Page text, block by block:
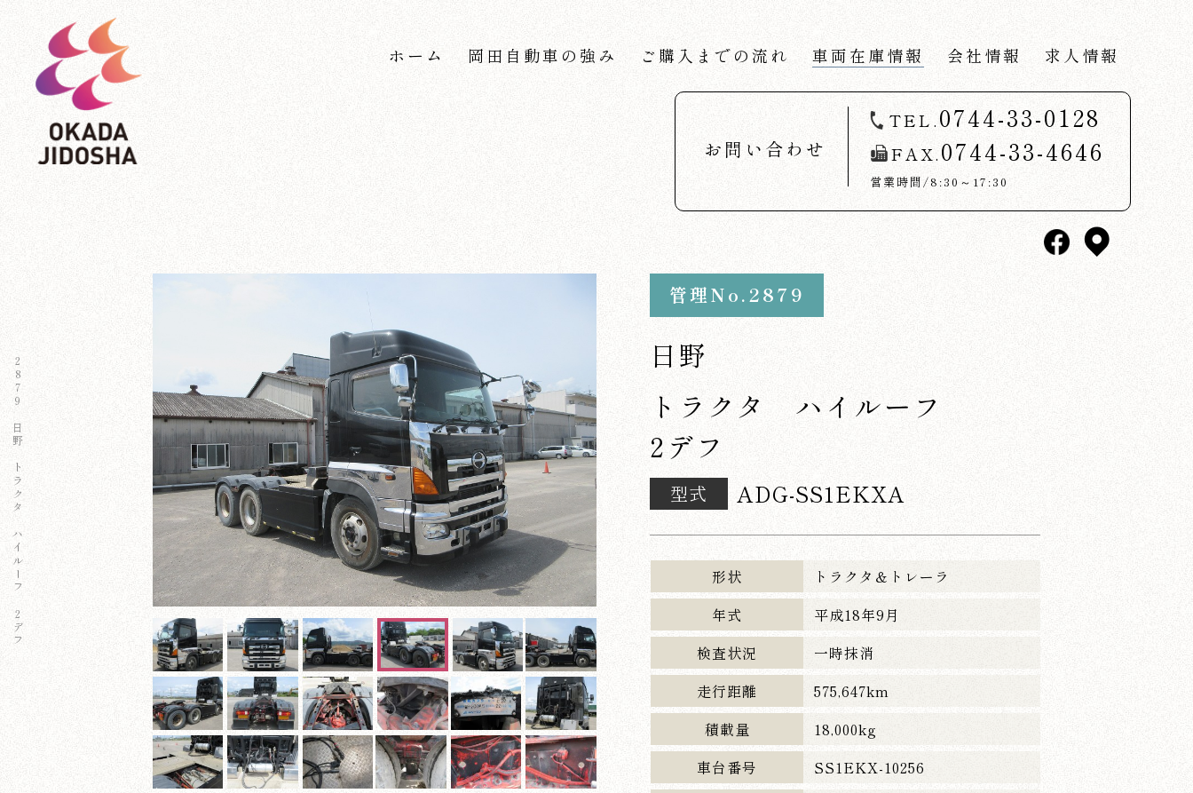
2879 日野 トラクタ ハイルーフ ２デフ
ホーム 岡田自動車の強み ご購入までの流れ 車両在庫情報 会社情報 求人情報
お問い合わせ
TEL.0744-33-0128
FAX.0744-33-4646
営業時間/8:30～17:30
管理No.2879
日野
トラクタ ハイルーフ
2デフ
型式 ADG-SS1EKXA
形状
トラクタ＆トレーラ
年式
平成18年9月
検査状況
一時抹消
走行距離
575,647km
積載量
18,000kg
車台番号
SS1EKX-10256